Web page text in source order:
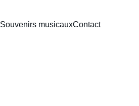
Souvenirs musicauxContact